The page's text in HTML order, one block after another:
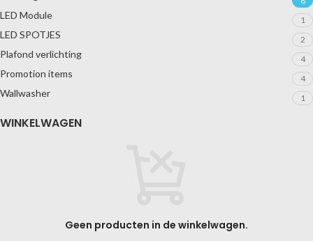
LED Module 1
LED SPOTJES 2
Plafond verlichting 4
Promotion items 4
Wallwasher 1
WINKELWAGEN
Geen producten in de winkelwagen.